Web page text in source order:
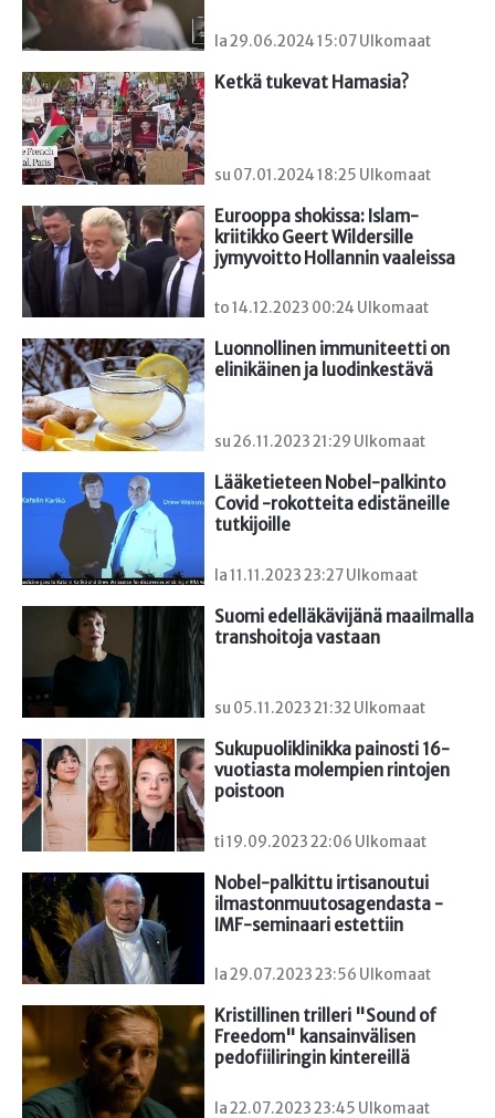
la 29.06.2024 15:07 Ulkomaat
Ketkä tukevat Hamasia?
su 07.01.2024 18:25 Ulkomaat
Eurooppa shokissa: Islam-
kriitikko Geert Wildersille
jymyvoitto Hollannin vaaleissa
to 14.12.2023 00:24 Ulkomaat
Luonnollinen immuniteetti on
elinikäinen ja luodinkestävä
su 26.11.2023 21:29 Ulkomaat
Lääketieteen Nobel-palkinto
Covid -rokotteita edistäneille
tutkijoille
la 11.11.2023 23:27 Ulkomaat
Suomi edelläkävijänä maailmalla
transhoitoja vastaan
su 05.11.2023 21:32 Ulkomaat
Sukupuoliklinikka painosti 16-
vuotiasta molempien rintojen
poistoon
ti 19.09.2023 22:06 Ulkomaat
Nobel-palkittu irtisanoutui
ilmastonmuutosagendasta -
IMF-seminaari estettiin
la 29.07.2023 23:56 Ulkomaat
Kristillinen trilleri "Sound of
Freedom" kansainvälisen
pedofiiliringin kintereillä
la 22.07.2023 23:45 Ulkomaat